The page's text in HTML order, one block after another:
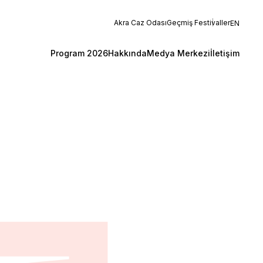
Akra Caz OdasıGeçmiş FestivallerEN
Program 2026HakkındaMedya Merkeziİletişim